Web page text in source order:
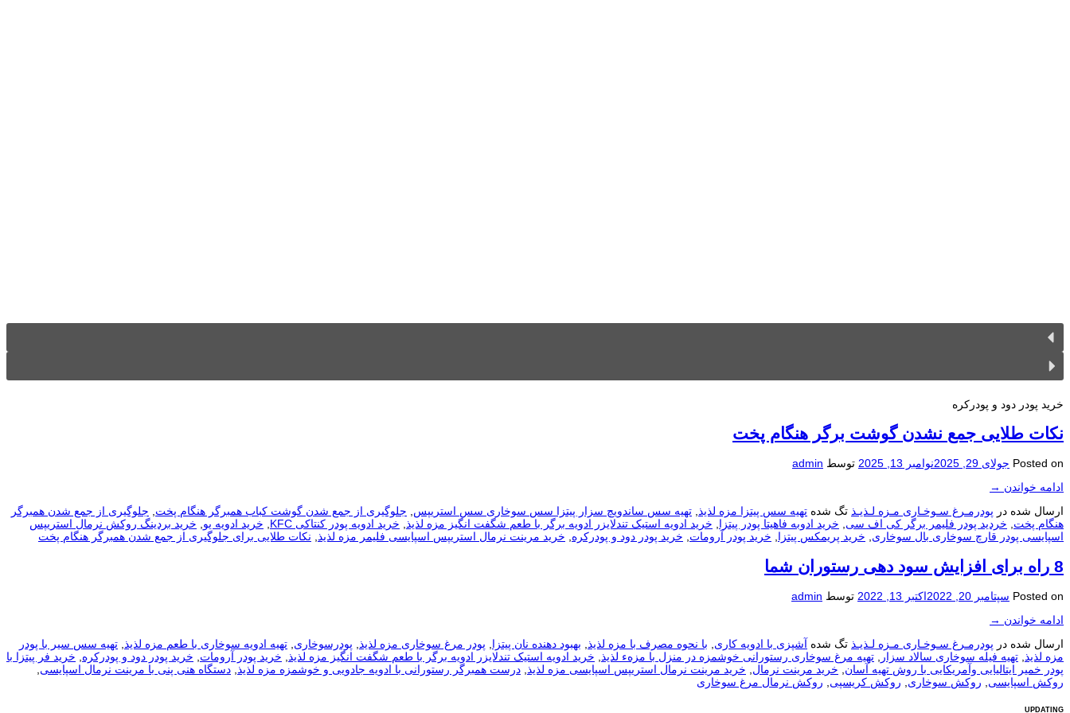
خرید پودر دود و پودرکره
نکات طلایی جمع نشدن گوشت برگر هنگام پخت
Posted on جولای 29, 2025 نوامبر 13, 2025 توسط admin
ادامه خواندن →
ارسال شده در پودرمـرغ سـوخـاری مـزه لـذیـذ تگ شده تهیه سس پیتزا مزه لذیذ, تهیه سس ساندویچ سزار پیتزا سس سوخاری سس استریپس, جلوگیری از جمع شدن گوشت کباب همبرگر هنگام پخت, جلوگیری از جمع شدن همبرگر
هنگام پخت, خردید پودر فلیمر برگر کی اف سی, خرید ادوبه فاهیتا پودر پیتزا, خرید ادویه استیک تندلایزر ادویه برگر با طعم شگفت انگیز مزه لذیذ, خرید ادویه پودر کنتاکی KFC , خرید ادویه یو, خرید بردینگ روکش نرمال استریپس
اسپایسی پودر قارچ سوخاری بال سوخاری, خرید پریمکس پیتزا, خرید پودر آرومات, خرید پودر دود و پودرکره, خرید مرینت نرمال استریپس اسپایسی فلیمر مزه لذیذ, نکات طلایی برای جلوگیری از جمع شدن همبرگر هنگام پخت
8 راه برای افزایش سود دهی رستوران شما
Posted on سپتامبر 20, 2022 اکتبر 13, 2022 توسط admin
ادامه خواندن →
ارسال شده در پودرمـرغ سـوخـاری مـزه لـذیـذ تگ شده آشپزی با ادویه کاری با نحوه مصرف با مزه لذیذ بهبود دهنده نان پیتزا پودر مرغ سوخاری مزه لذیذ پودرسوخاری تهیه ادویه سوخاری با طعم مزه لذیذ
تهیه سس سیر با پودر
مزه لذیذ
تهیه فیله سوخاری سالاد سزار تهیه مرغ سوخاری رستورانی خوشمزه در منزل با مزهء لذیذ خرید ادویه استیک تندلایزر ادویه برگر با طعم شگفت انگیز مزه لذیذ خرید پودر آرومات خرید پودر دود و پودرکره
خرید فر پیتزا با
پودر خمیر ایتالیایی وآمریکایی با روش تهیه آسان
خرید مرینت نرمال خرید مرینت نرمال استریپس اسپایسی مزه لذیذ درست همبرگر رستورانی با ادویه جادویی و خوشمزه مزه لذیذ دستگاه هنی پنی با مرینت نرمال اسپایسی
روکش اسپایسی
روکش سوخاری روکش کریسپی روکش نرمال مرغ سوخاری
UPDATING